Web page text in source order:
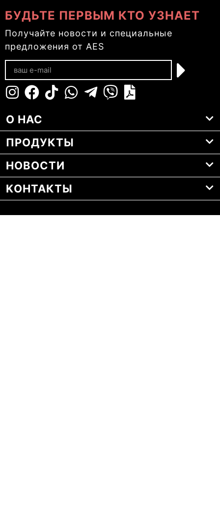
О НАС
ПРОДУКТЫ
НОВОСТИ
KОНТАКТЫ
БУДЬТЕ ПЕРВЫМ КТО УЗНАЕТ
Получайте новости и специальные
предложения от AES